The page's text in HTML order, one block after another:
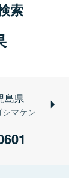
索
島県
シマケン